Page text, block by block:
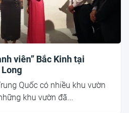
viên” Bắc Kinh tại
Quốc có nhiều khu vườn
khu vườn đã...